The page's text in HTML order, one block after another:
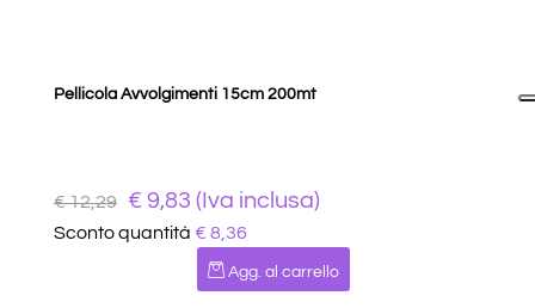
Pellicola Avvolgimenti 15cm 200mt
€ 12,29 € 9,83 (Iva inclusa)
Sconto quantità € 8,36
Quantità
Agg. al carrello